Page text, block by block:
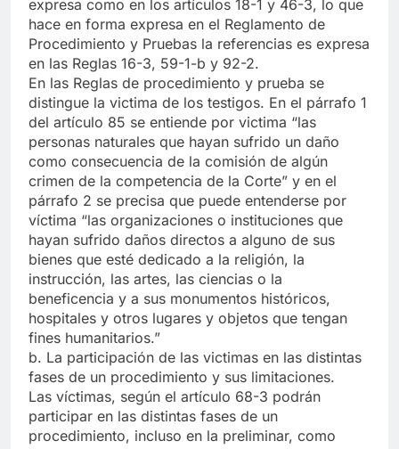
expresa como en los artículos 18-1 y 46-3, lo que
hace en forma expresa en el Reglamento de
Procedimiento y Pruebas la referencias es expresa
en las Reglas 16-3, 59-1-b y 92-2.
En las Reglas de procedimiento y prueba se
distingue la victima de los testigos. En el párrafo 1
del artículo 85 se entiende por victima “las
personas naturales que hayan sufrido un daño
como consecuencia de la comisión de algún
crimen de la competencia de la Corte” y en el
párrafo 2 se precisa que puede entenderse por
víctima “las organizaciones o instituciones que
hayan sufrido daños directos a alguno de sus
bienes que esté dedicado a la religión, la
instrucción, las artes, las ciencias o la
beneficencia y a sus monumentos históricos,
hospitales y otros lugares y objetos que tengan
fines humanitarios.”
b. La participación de las victimas en las distintas
fases de un procedimiento y sus limitaciones.
Las víctimas, según el artículo 68-3 podrán
participar en las distintas fases de un
procedimiento, incluso en la preliminar, como